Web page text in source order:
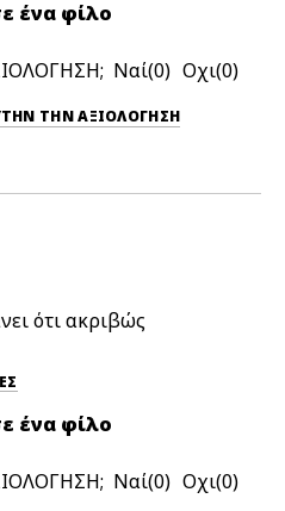
ένα φίλο
0 0
ΑΡΝΗΤΙΚΆ ΑΥΤΉΝ ΤΗΝ ΑΞΙΟΛΟΓΗΣΗ
ότι ακριβώς
ένα φίλο
0 0